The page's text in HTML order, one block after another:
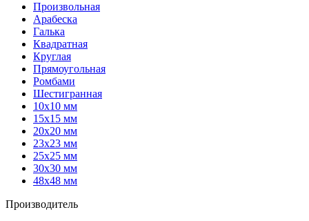
Произвольная
Арабеска
Галька
Квадратная
Круглая
Прямоугольная
Ромбами
Шестигранная
10х10 мм
15х15 мм
20х20 мм
23х23 мм
25х25 мм
30х30 мм
48х48 мм
Производитель